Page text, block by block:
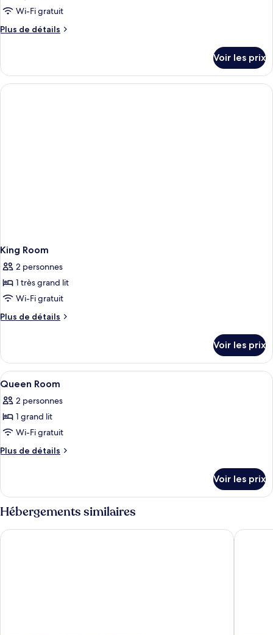
Wi-Fi gratuit
Plus de détails
Plus
le
type
de
Voir les prix
King Room
2 personnes
1 très grand lit
Wi-Fi gratuit
Plus de détails
Plus
le
type
de
King
Room
Voir les prix
Afficher
toutes
les
photos
pour
ce
chambre :
Queen
Room
Literie hypoallergénique, coffres-
1
Queen Room
2 personnes
1 grand lit
Wi-Fi gratuit
Plus de détails
Plus
le
type
de
chambre
Queen
Voir les prix
Hébergements similaires
Hyatt Place London City East Holiday